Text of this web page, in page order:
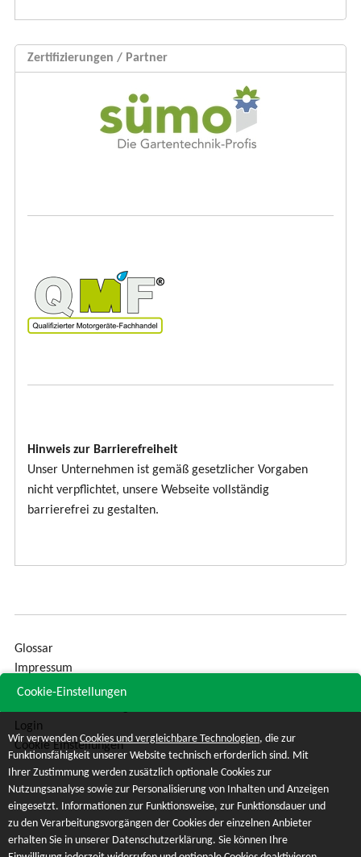
Zertifizierungen / Partner
Hinweis zur Barrierefreiheit
Unser Unternehmen ist gemäß gesetzlicher Vorgaben
nicht verpflichtet, unsere Webseite vollständig
barrierefrei zu gestalten.
Glossar
Impressum
Sitemap
Login
Cookie Einstellungen
Cookie-Einstellungen
Wir verwenden Cookies und vergleichbare Technologien, die zur
Funktionsfähigkeit unserer Website technisch erforderlich sind. Mit
Ihrer Zustimmung werden zusätzlich optionale Cookies zur
Nutzungsanalyse sowie zur Personalisierung von Inhalten und Anzeigen
eingesetzt. Informationen zur Funktionsweise, zur Funktionsdauer und
zu den Verarbeitungsvorgängen der Cookies der einzelnen Anbieter
erhalten Sie in unserer Datenschutzerklärung. Sie können Ihre